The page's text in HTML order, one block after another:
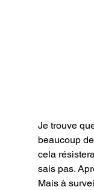
Je trouve
beaucoup
cela
sais pas.
Mais à